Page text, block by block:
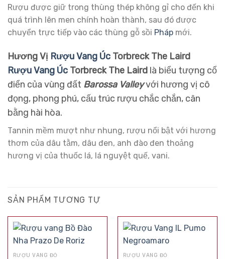
Rượu được giữ trong thùng thép không gỉ cho đến khi
quá trình lên men chính hoàn thành, sau đó được
chuyển trực tiếp vào các thùng gỗ sồi Pháp mới.
Hương Vị Rượu Vang Úc Torbreck The Laird
Rượu Vang Úc Torbreck The Laird là biểu tượng cổ
điển của vùng đất Barossa Valleyvới hương vị cô
đọng, phong phú, cấu trúc rượu chắc chắn, cân
bằng hài hòa.
Tannin mềm mượt như nhung, rượu nổi bật với hương
thơm của dâu tằm, dâu đen, anh đào đen thoảng
hương vị của thuốc lá, lá nguyệt quế, vani.
SẢN PHẨM TƯƠNG TỰ
RƯỢU VANG ĐỎ RƯỢU VANG ĐỎ